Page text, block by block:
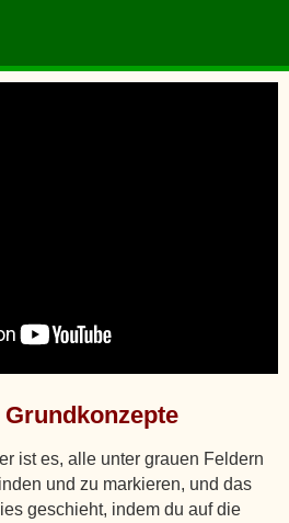
spielt
ist es, alle unter grauen Feldern
und zu markieren, und das
geschieht, indem du auf die